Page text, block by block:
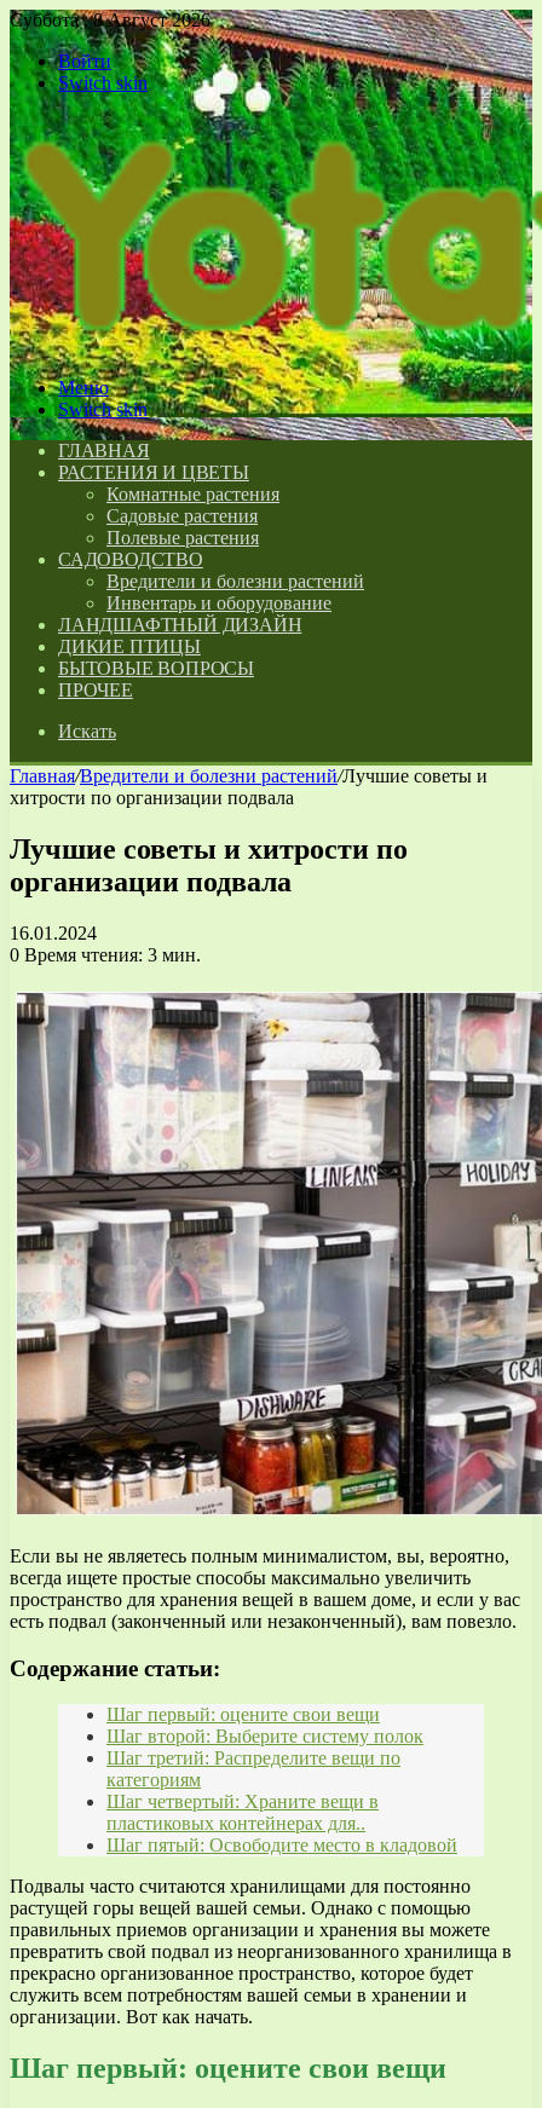
Суббота , 8 Август 2026
Войти
Switch skin
Меню
Switch skin
ГЛАВНАЯ
РАСТЕНИЯ И ЦВЕТЫ
Комнатные растения
Садовые растения
Полевые растения
САДОВОДСТВО
Вредители и болезни растений
Инвентарь и оборудование
ЛАНДШАФТНЫЙ ДИЗАЙН
ДИКИЕ ПТИЦЫ
БЫТОВЫЕ ВОПРОСЫ
ПРОЧЕЕ
Искать
Главная/Вредители и болезни растений/Лучшие советы и
хитрости по организации подвала
Лучшие советы и хитрости по
организации подвала
16.01.2024
0 Время чтения: 3 мин.
Если вы не являетесь полным минималистом, вы, вероятно,
всегда ищете простые способы максимально увеличить
пространство для хранения вещей в вашем доме, и если у вас
есть подвал (законченный или незаконченный), вам повезло.
Содержание статьи:
Шаг первый: оцените свои вещи
Шаг второй: Выберите систему полок
Шаг третий: Распределите вещи по
категориям
Шаг четвертый: Храните вещи в
пластиковых контейнерах для..
Шаг пятый: Освободите место в кладовой
Подвалы часто считаются хранилищами для постоянно
растущей горы вещей вашей семьи. Однако с помощью
правильных приемов организации и хранения вы можете
превратить свой подвал из неорганизованного хранилища в
прекрасно организованное пространство, которое будет
служить всем потребностям вашей семьи в хранении и
организации. Вот как начать.
Шаг первый: оцените свои вещи